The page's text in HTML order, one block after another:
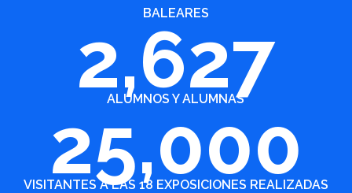
BALEARES
2,627
ALUMNOS Y ALUMNAS
25,000
VISITANTES A LAS 18 EXPOSICIONES REALIZADAS